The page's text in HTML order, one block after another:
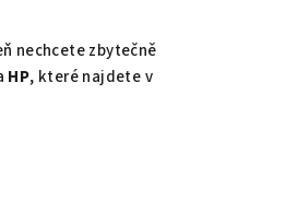
nechcete zbytečně
HP, které najdete v